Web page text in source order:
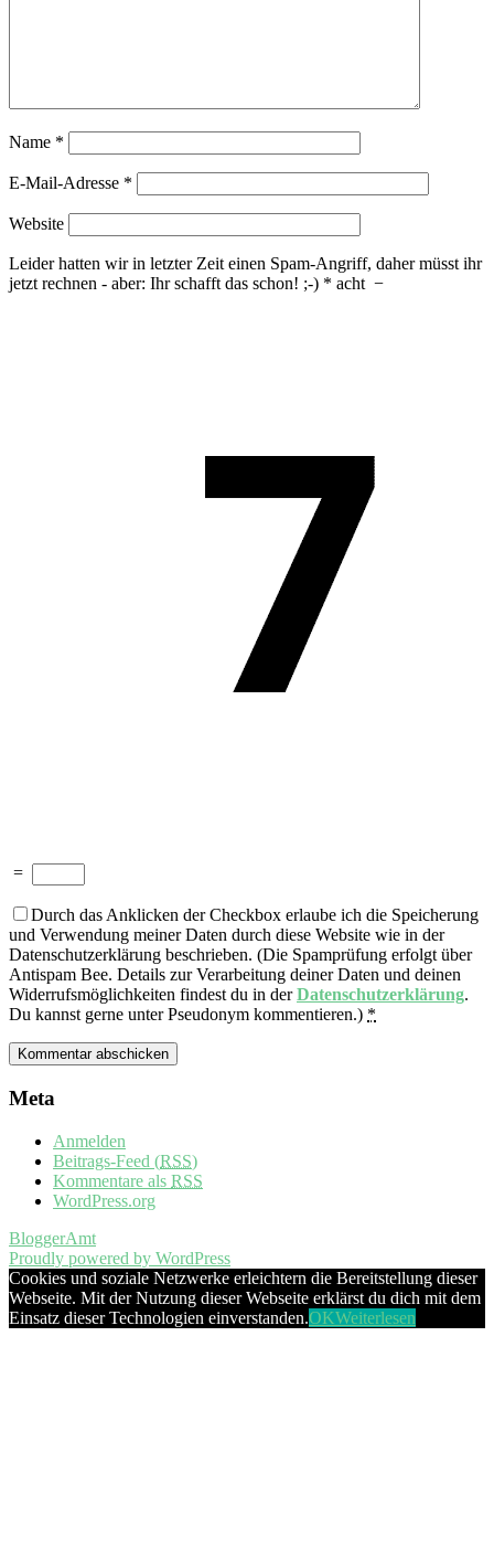
Name *
E-Mail-Adresse *
Website
Leider hatten wir in letzter Zeit einen Spam-Angriff, daher müsst ihr
jetzt rechnen - aber: Ihr schafft das schon! ;-) * acht −
=
Durch das Anklicken der Checkbox erlaube ich die Speicherung
und Verwendung meiner Daten durch diese Website wie in der
Datenschutzerklärung beschrieben. (Die Spamprüfung erfolgt über
Antispam Bee. Details zur Verarbeitung deiner Daten und deinen
Widerrufsmöglichkeiten findest du in derDatenschutzerklärung.
Du kannst gerne unter Pseudonym kommentieren.) *
Meta
Anmelden
Beitrags-Feed (RSS)
Kommentare als RSS
WordPress.org
BloggerAmt
Proudly powered by WordPress
Cookies und soziale Netzwerke erleichtern die Bereitstellung dieser
Webseite. Mit der Nutzung dieser Webseite erklärst du dich mit dem
Einsatz dieser Technologien einverstanden.OKWeiterlesen